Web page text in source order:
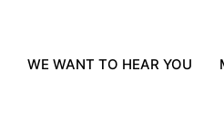
WE WANT TO HEAR YOU